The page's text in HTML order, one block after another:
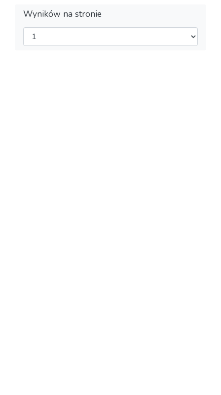
Wyników na stronie